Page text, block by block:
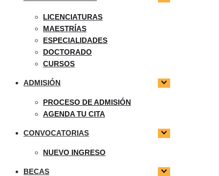
LICENCIATURAS
MAESTRÍAS
ESPECIALIDADES
DOCTORADO
CURSOS
ADMISIÓN
PROCESO DE ADMISIÓN
AGENDA TU CITA
CONVOCATORIAS
NUEVO INGRESO
BECAS